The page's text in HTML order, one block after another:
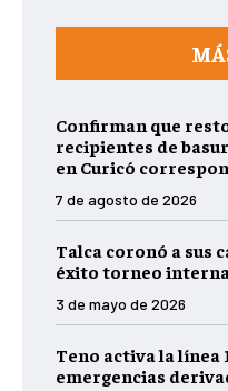
Confirman que
recipientes de
en Curicó
7 de agosto de 2026
Talca coronó a sus
éxito torneo
3 de mayo de 2026
Teno activa la línea
emergencias